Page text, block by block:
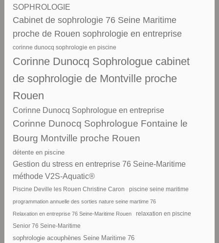
SOPHROLOGIE
Cabinet de sophrologie 76 Seine Maritime
proche de Rouen sophrologie en entreprise
corinne dunocq sophrologie en piscine
Corinne Dunocq Sophrologue cabinet
de sophrologie de Montville proche
Rouen
Corinne Dunocq Sophrologue en entreprise
Corinne Dunocq Sophrologue Fontaine le
Bourg Montville proche Rouen
détente en piscine
Gestion du stress en entreprise 76 Seine-Maritime
méthode V2S-Aquatic®
Piscine Deville les Rouen Christine Caron piscine seine maritime
programmation annuelle des sorties nature seine martime 76
Relaxation en entreprise 76 Seine-Maritime Rouen relaxation en piscine
Senior 76 Seine-Maritime
sophrologie acouphènes Seine Maritime 76